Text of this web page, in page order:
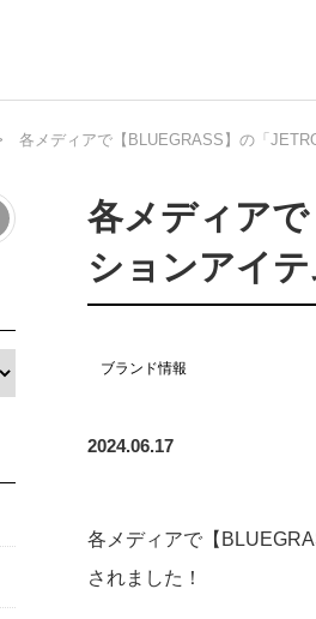
自転車 自転
ニュース プ
各メディアで【BLUEGRASS】の「
各メディア
ションアイ
ブランド情報
2024.06.17
各メディアで【
されました！